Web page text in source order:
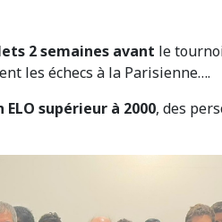
2 semaines avant le
les échecs à la Parisienne….
supérieur à 2000, des